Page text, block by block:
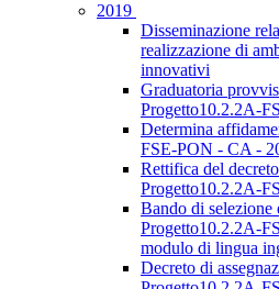
2019
Disseminazione
realizzazione di
innovativi
Graduatoria
Progetto10.2.2A-
Determina
FSE-PON - CA -
Rettifica del
Progetto10.2.2A-
Bando di selezione
Progetto10.2.2A-
modulo di lingua
Decreto di